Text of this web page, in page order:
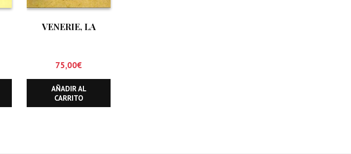
VENERIE, LA
75,00€
AÑADIR AL
CARRITO